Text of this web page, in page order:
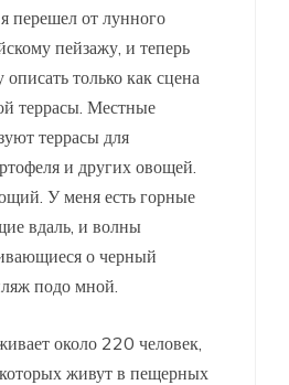
перешел от лунного
пейзажу, и теперь
описать только как сцена
террасы. Местные
террасы для
и других овощей.
У меня есть горные
вдаль, и волны
о черный
подо мной.
около 220 человек,
живут в пещерных